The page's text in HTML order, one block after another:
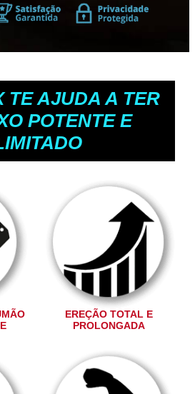
TE AJUDA A TER
POTENTE E
EREÇÃO TOTAL E
PROLONGADA